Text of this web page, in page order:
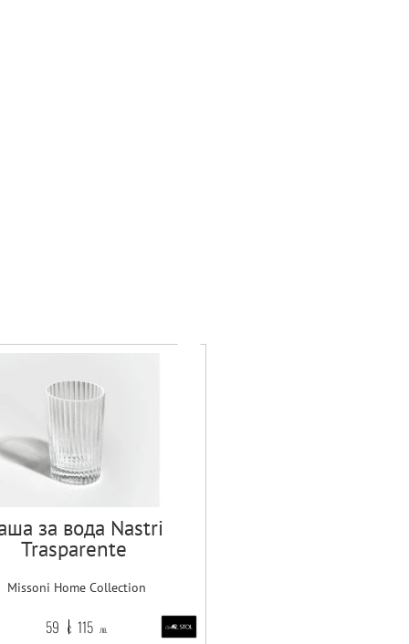
за вода Nastri
Trasparente
Missoni Home Collection
59 € 115 лв.